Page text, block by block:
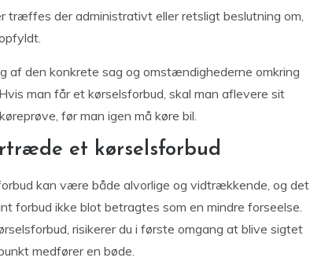
træffes der administrativt eller retsligt beslutning om,
af den konkrete sag og omstændighederne omkring
man får et kørselsforbud, skal man aflevere sit
før man igen må køre bil.
et kørselsforbud
kan være både alvorlige og vidtrækkende, og det
ikke blot betragtes som en mindre forseelse.
risikerer du i første omgang at blive sigtet
medfører en bøde.